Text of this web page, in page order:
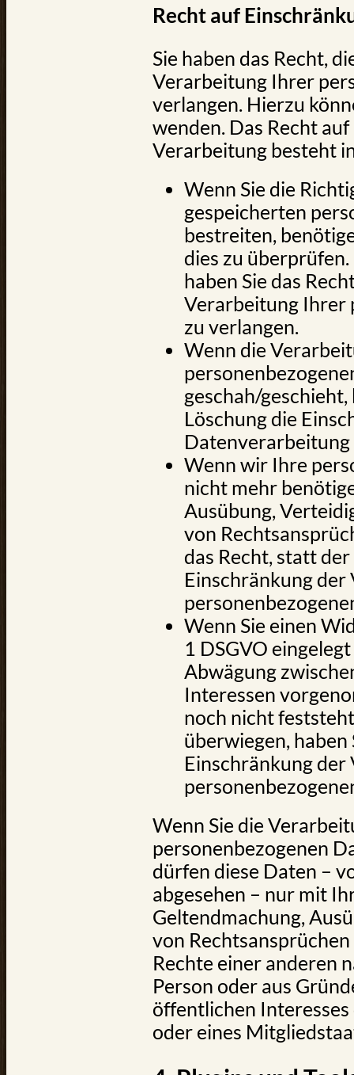
Recht auf
Sie haben das Recht,
Verarbeitung Ihrer
verlangen. Hierzu
wenden. Das Recht
Verarbeitung besteht
Wenn Sie die
gespeicherten
bestreiten,
dies zu
haben Sie das
Verarbeitung Ihrer
zu verlangen.
Wenn die
geschah/
Löschung die
Datenverarbeitung
Wenn wir Ihre
nicht mehr
Ausübung,
von
das Recht, statt
Einschränkung
Wenn Sie einen
1 DSGVO
Abwägung
Interessen
noch nicht
überwiegen, haben
Einschränkung
Wenn Sie die
personenbezogenen
dürfen diese Daten –
abgesehen – nur mit
Geltendmachung,
von
Rechte einer anderen
Person oder aus
öffentlichen
oder eines